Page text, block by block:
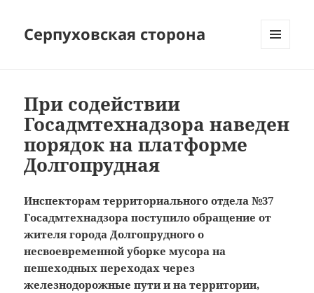
Серпуховская сторона
При содействии
Госадмтехнадзора наведен
порядок на платформе
Долгопрудная
Инспекторам территориального отдела №37
Госадмтехнадзора поступило обращение от
жителя города Долгопрудного о
несвоевременной уборке мусора на
пешеходных переходах через
железнодорожные пути и на территории,